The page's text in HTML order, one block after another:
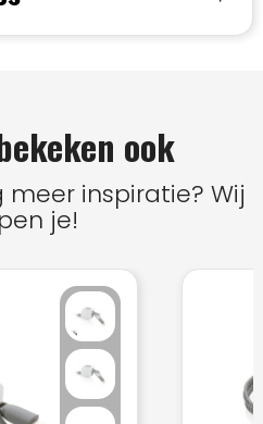
ook
meer inspiratie? Wij
je!